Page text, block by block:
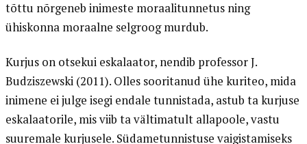
tõttu nõrgeneb inimeste moraalitunnetus ning
ühiskonna moraalne selgroog murdub.
Kurjus on otsekui eskalaator, nendib professor J.
Budziszewski (2011). Olles sooritanud ühe kuriteo, mida
inimene ei julge isegi endale tunnistada, astub ta kurjuse
eskalaatorile, mis viib ta vältimatult allapoole, vastu
suuremale kurjusele. Südametunnistuse vaigistamiseks